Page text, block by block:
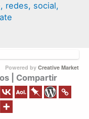
, redes, social,
Powered by Creative Market
| Compartir